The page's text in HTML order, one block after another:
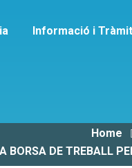
Informació i
Detall
Home
BORSA DE TREBALL